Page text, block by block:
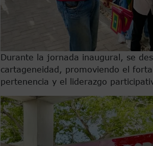
Durante la jornada inaugural, se
cartageneidad, promoviendo el
pertenencia y el liderazgo
Imagen de portada